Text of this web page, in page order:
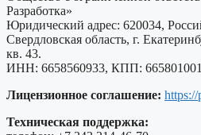
Разработка»
Юридический адрес: 620034,
Свердловская область, г.
кв. 43.
ИНН: 6658560933, КПП:
Лицензионное соглашение: https://
Техническая поддержка: